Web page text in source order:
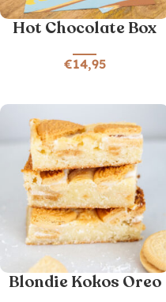
Hot Chocolate Box
€14,95
Blondie Kokos Oreo